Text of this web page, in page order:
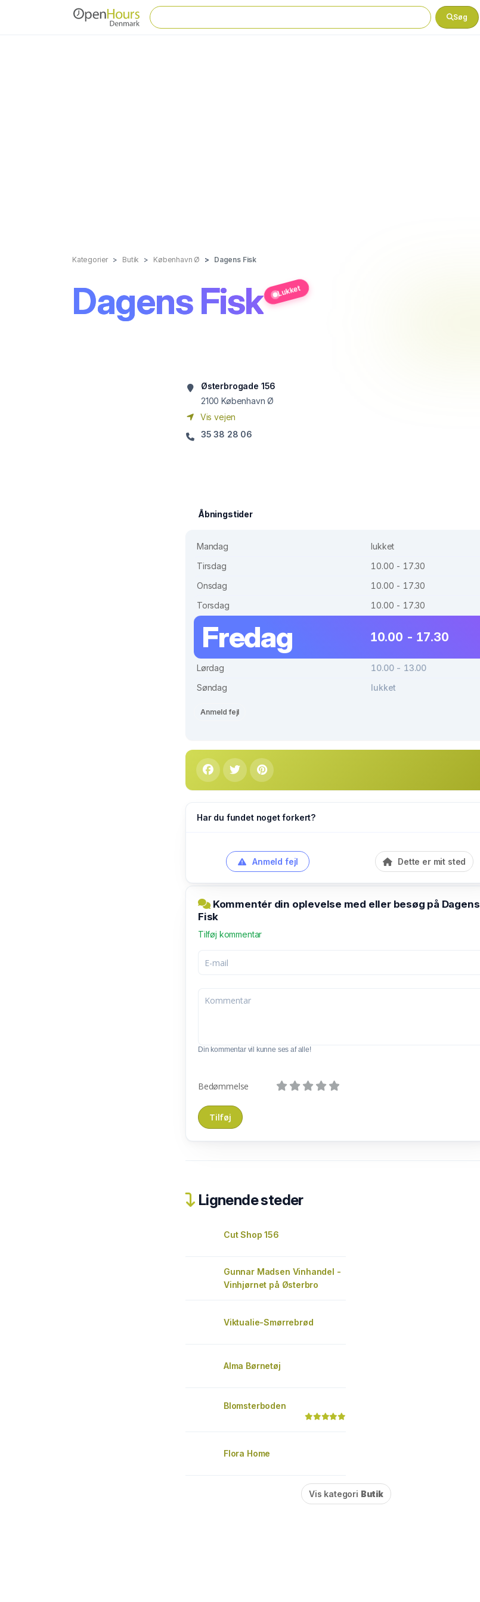
Søg
Kategorier Butik København Ø Dagens Fisk
Dagens Fisk Lukket
Østerbrogade 156
2100 København Ø
Vis vejen
35 38 28 06
Åbningstider
Mandag
lukket
Tirsdag
10.00 - 17.30
Onsdag
10.00 - 17.30
Torsdag
10.00 - 17.30
Fredag 10.00 - 17.30
Lørdag
10.00 - 13.00
Søndag
lukket
Anmeld fejl
Har du fundet noget forkert?
Anmeld fejl Dette er mit sted
Kommentér din oplevelse med eller besøg på Dagens
Fisk
Tilføj kommentar
Din kommentar vil kunne ses af alle!
Bedømmelse
Lignende steder
Cut Shop 156
Gunnar Madsen Vinhandel -
Vinhjørnet på Østerbro
Viktualie-Smørrebrød
Alma Børnetøj
Blomsterboden
Flora Home
Vis kategori Butik